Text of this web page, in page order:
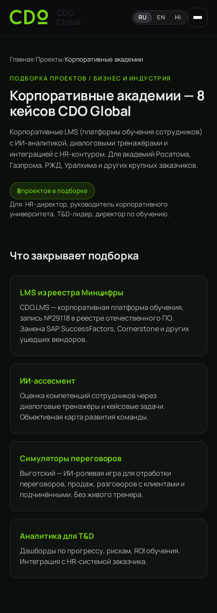
RU EN HI
Главная/Проекты/Корпоративные академии
ПОДБОРКА ПРОЕКТОВ / БИЗНЕС И ИНДУСТРИЯ
Корпоративные академии — 8
кейсов CDO Global
Корпоративные LMS (платформы обучения сотрудников)
с ИИ-аналитикой, диалоговыми тренажёрами и
интеграцией с HR-контуром. Для академий Росатома,
Газпрома, РЖД, Уралхима и других крупных заказчиков.
8проектов в подборке
Для: HR-директор, руководитель корпоративного
университета, T&D-лидер, директор по обучению.
Что закрывает подборка
LMS из реестра Минцифры
CDO.LMS — корпоративная платформа обучения,
запись №29118 в реестре отечественного ПО.
Замена SAP SuccessFactors, Cornerstone и других
ушедших вендоров.
ИИ-ассесмент
Оценка компетенций сотрудников через
диалоговые тренажёры и кейсовые задачи.
Объективная карта развития команды.
Симуляторы переговоров
Выготский — ИИ-ролевая игра для отработки
переговоров, продаж, разговоров с клиентами и
подчинёнными. Без живого тренера.
Аналитика для T&D
Дашборды по прогрессу, рискам, ROI обучения.
Интеграция с HR-системой заказчика.